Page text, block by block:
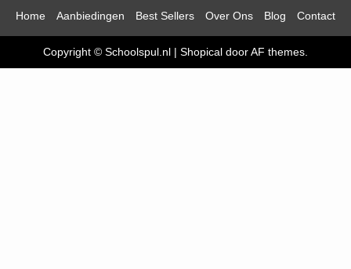
Home Aanbiedingen Best Sellers Over Ons Blog Contact
Copyright © Schoolspul.nl | Shopical door AF themes.